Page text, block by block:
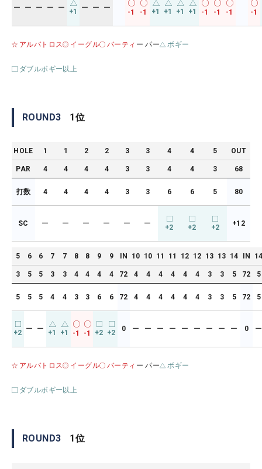
ー ー ー ー ー +1 ー ー ー
-1 -1 +1 +1 +1 +1 -1 -1 -1 -1
アルバトロス イーグル バーティ ー パー ボギー
ダブルボギー以上
ROUND3 1 位
HOLE 1 1 2 2 3 3 4 4 5 OUT
PAR 4 4 4 4 3 3 4 4 3 68
打数 4 4 4 4 3 3 6 6 5 80
SC ー ー ー ー ー ー +2 +2 +2 +12
5 6 6 7 7 8 8 9 9 IN 10 10 11 11 12 12 13 13 14 IN
3 5 5 3 3 4 4 4 4 72 4 4 4 4 4 4 3 3 5 72 5
5 5 5 4 4 3 3 6 6 72 4 4 4 4 4 4 3 3 5 72 5
+2 ー ー +1 +1 -1 -1 +2 +2 0 ー ー ー ー ー ー ー ー ー 0 ー
アルバトロス イーグル バーティ ー パー ボギー
ダブルボギー以上
ROUND3 1 位